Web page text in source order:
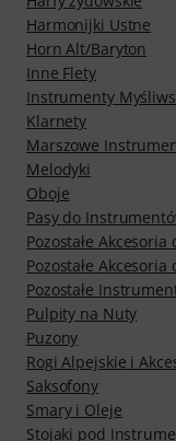
Harmonijki Ustne
Horn Alt/Baryton
Inne Flety
Instrumenty
Klarnety
Marszowe
Melodyki
Oboje
Pasy do
Pozostałe
Pozostałe
Pozostałe
Pulpity na Nuty
Puzony
Rogi Alpejskie i
Saksofony
Smary i Oleje
Stojaki pod